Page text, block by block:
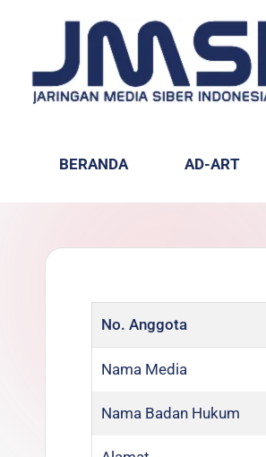
BERANDA AD-ART
No. Anggota
Nama Media
Nama Badan Hukum